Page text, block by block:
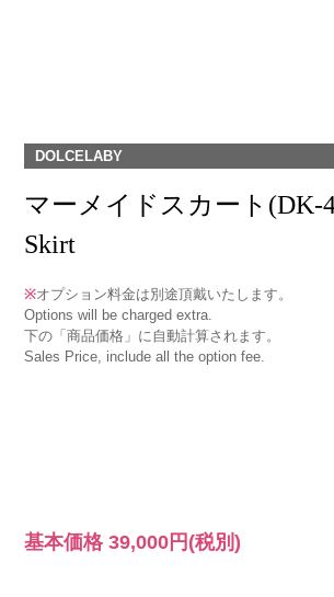
DOLCELABY
マーメイドスカート(DK-
Skirt
※オプション料金は別途頂戴いたします。
Options will be charged extra.
下の「商品価格」に自動計算されます。
Sales Price, include all the option fee.
基本価格39,000円 (税別)